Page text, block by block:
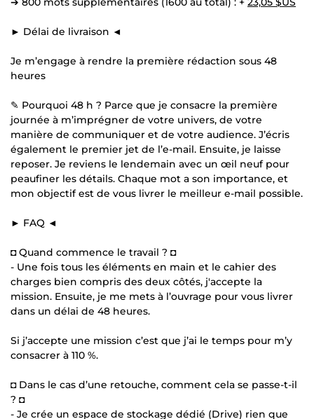
► Délai de livraison ◄
Je m’engage à rendre la première rédaction sous 48
heures
✎ Pourquoi 48 h ? Parce que je consacre la première
journée à m’imprégner de votre univers, de votre
manière de communiquer et de votre audience. J’écris
également le premier jet de l’e-mail. Ensuite, je laisse
reposer. Je reviens le lendemain avec un œil neuf pour
peaufiner les détails. Chaque mot a son importance, et
mon objectif est de vous livrer le meilleur e-mail possible.
► FAQ ◄
◘ Quand commence le travail ? ◘
- Une fois tous les éléments en main et le cahier des
charges bien compris des deux côtés, j'accepte la
mission. Ensuite, je me mets à l’ouvrage pour vous livrer
dans un délai de 48 heures.
Si j’accepte une mission c’est que j’ai le temps pour m’y
consacrer à 110 %.
◘ Dans le cas d’une retouche, comment cela se passe-t-il
? ◘
- Je crée un espace de stockage dédié (Drive) rien que